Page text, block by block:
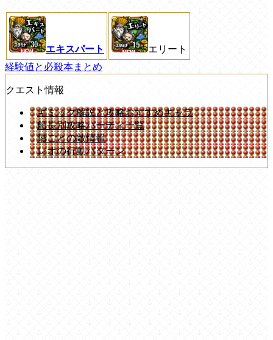
エキスパート
エリート
経験値と必殺本まとめ
クエスト情報
ギミック解説と攻略おすすめキャラ
船長別攻略パーティ一覧
階ごとの敵情報
レオの行動パターン